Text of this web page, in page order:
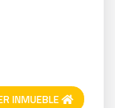
INMUEBLE